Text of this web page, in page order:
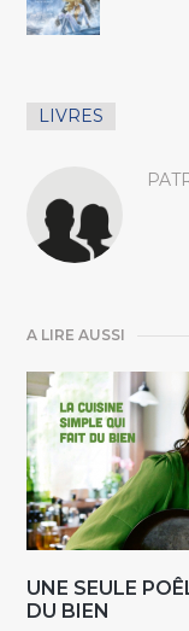
LIVRES
A LIRE AUSSI
UNE SEULE
DU BIEN